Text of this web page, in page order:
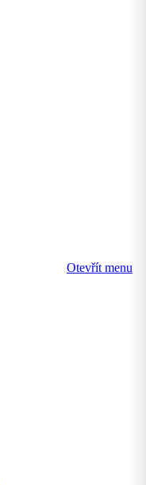
Otevřít menu